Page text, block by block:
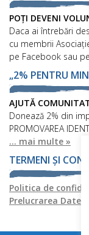
POȚI DEVENI
Daca ai întrebări
cu membrii
pe Facebook sau
„2% PENTRU
AJUTĂ
Donează 2% din
PROMOVAREA
... mai multe »
TERMENI ȘI
Politica de
Prelucrarea